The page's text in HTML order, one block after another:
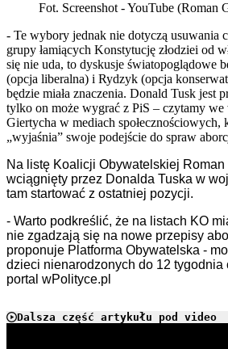
Fot. Screenshot - YouTube (Roman
- Te wybory jednak nie dotyczą usuwania
grupy łamiących Konstytucję złodziei od
się nie uda, to dyskusje światopoglądowe
(opcja liberalna) i Rydzyk (opcja
będzie miała znaczenia. Donald Tusk jest
tylko on może wygrać z PiS – czytamy we
Giertycha w mediach społecznościowych,
„wyjaśnia” swoje podejście do spraw
Na listę Koalicji Obywatelskiej Roman
wciągnięty przez Donalda Tuska w
tam startować z ostatniej pozycji.
- Warto podkreślić, że na listach KO
nie zgadzają się na nowe przepisy
proponuje Platforma Obywatelska -
dzieci nienarodzonych do 12 tygodnia
portal wPolityce.pl
Dalsza część artykułu pod video